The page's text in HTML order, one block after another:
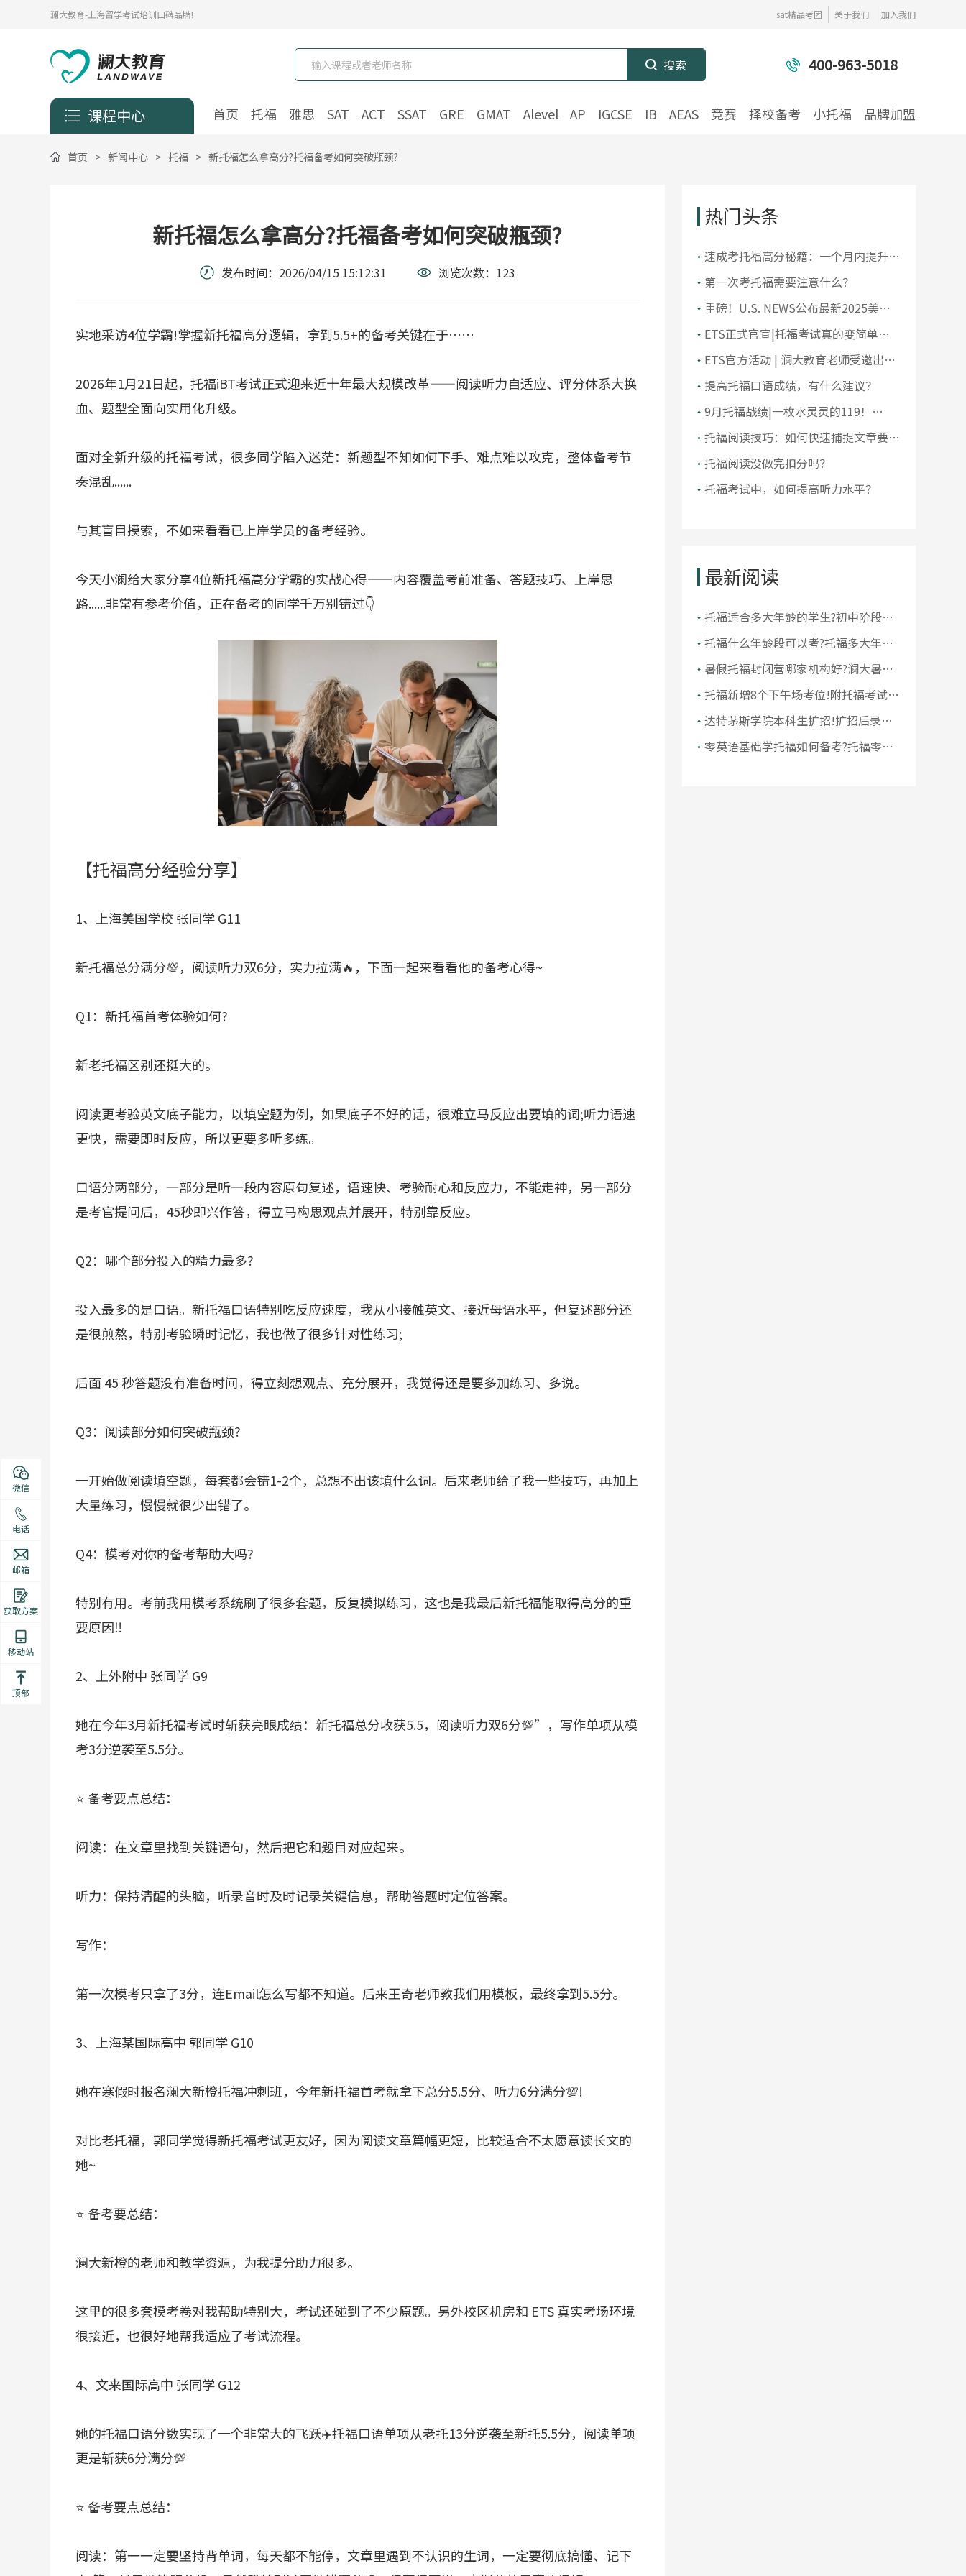
澜大教育-上海留学考试培训口碑品牌! sat精品考团 关于我们 加入我们
400-963-5018
课程中心 首页 托福 雅思 SAT ACT SSAT GRE GMAT Alevel AP IGCSE IB AEAS 竞赛 择校备考 小托福 品牌加盟
首页 > 新闻中心 > 托福 > 新托福怎么拿高分?托福备考如何突破瓶颈?
新托福怎么拿高分?托福备考如何突破瓶颈?
发布时间： 2026/04/15 15:12:31 浏览次数： 123
实地采访4位学霸!掌握新托福高分逻辑，拿到5.5+的备考关键在于……
2026年1月21日起，托福iBT考试正式迎来近十年最大规模改革——阅读听力自适应、评分体系大换
血、题型全面向实用化升级。
面对全新升级的托福考试，很多同学陷入迷茫：新题型不知如何下手、难点难以攻克，整体备考节
奏混乱......
与其盲目摸索，不如来看看已上岸学员的备考经验。
今天小澜给大家分享4位新托福高分学霸的实战心得——内容覆盖考前准备、答题技巧、上岸思
路......非常有参考价值，正在备考的同学千万别错过👇
【托福高分经验分享】
1、上海美国学校 张同学 G11
新托福总分满分💯，阅读听力双6分，实力拉满🔥，下面一起来看看他的备考心得~
Q1：新托福首考体验如何?
新老托福区别还挺大的。
阅读更考验英文底子能力，以填空题为例，如果底子不好的话，很难立马反应出要填的词;听力语速
更快，需要即时反应，所以更要多听多练。
口语分两部分，一部分是听一段内容原句复述，语速快、考验耐心和反应力，不能走神，另一部分
是考官提问后，45秒即兴作答，得立马构思观点并展开，特别靠反应。
Q2：哪个部分投入的精力最多?
投入最多的是口语。新托福口语特别吃反应速度，我从小接触英文、接近母语水平，但复述部分还
是很煎熬，特别考验瞬时记忆，我也做了很多针对性练习;
后面 45 秒答题没有准备时间，得立刻想观点、充分展开，我觉得还是要多加练习、多说。
Q3：阅读部分如何突破瓶颈?
一开始做阅读填空题，每套都会错1-2个，总想不出该填什么词。后来老师给了我一些技巧，再加上
大量练习，慢慢就很少出错了。
Q4：模考对你的备考帮助大吗?
特别有用。考前我用模考系统刷了很多套题，反复模拟练习，这也是我最后新托福能取得高分的重
要原因‼️
2、上外附中 张同学 G9
她在今年3月新托福考试时斩获亮眼成绩：新托福总分收获5.5，阅读听力双6分💯”，写作单项从模
考3分逆袭至5.5分。
⭐ 备考要点总结：
阅读：在文章里找到关键语句，然后把它和题目对应起来。
听力：保持清醒的头脑，听录音时及时记录关键信息，帮助答题时定位答案。
写作：
第一次模考只拿了3分，连Email怎么写都不知道。后来王奇老师教我们用模板，最终拿到5.5分。
3、上海某国际高中 郭同学 G10
她在寒假时报名澜大新橙托福冲刺班，今年新托福首考就拿下总分5.5分、听力6分满分💯!
对比老托福，郭同学觉得新托福考试更友好，因为阅读文章篇幅更短，比较适合不太愿意读长文的
她~
⭐ 备考要总结：
澜大新橙的老师和教学资源，为我提分助力很多。
这里的很多套模考卷对我帮助特别大，考试还碰到了不少原题。另外校区机房和 ETS 真实考场环境
很接近，也很好地帮我适应了考试流程。
4、文来国际高中 张同学 G12
她的托福口语分数实现了一个非常大的飞跃✈️托福口语单项从老托13分逆袭至新托5.5分，阅读单项
更是斩获6分满分💯
⭐ 备考要点总结：
阅读：第一一定要坚持背单词，每天都不能停，文章里遇到不认识的生词，一定要彻底搞懂、记下
热门头条
​速成考托福高分秘籍：一个月内提升你
的托福成绩
第一次考托福需要注意什么？
重磅！U.S. NEWS公布最新2025美国
大学排名！前10大洗牌，纽大重回
TOP30！
ETS正式官宣|托福考试真的变简单了
吗？
ETS官方活动 | 澜大教育老师受邀出席
ETS托福教师研讨会
提高托福口语成绩，有什么建议？
9月托福战绩|一枚水灵灵的119！
105+超50人，全员均分破百！
托福阅读技巧：如何快速捕捉文章要
点？
托福阅读没做完扣分吗？
托福考试中，如何提高听力水平？
最新阅读
托福适合多大年龄的学生?初中阶段出
国考托福可行吗
托福什么年龄段可以考?托福多大年龄
考比较好考
暑假托福封闭营哪家机构好?澜大暑假
托福封闭营介绍
托福新增8个下午场考位!附托福考试报
名详细流程
达特茅斯学院本科生扩招!扩招后录取
会更容易吗?
零英语基础学托福如何备考?托福零基
微信
电话
邮箱
获取方案
移动站
顶部